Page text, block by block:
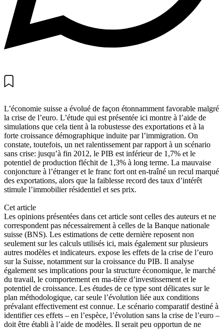
L’économie suisse a évolué de façon étonnamment favorable malgré
la crise de l’euro. L’étude qui est présentée ici montre à l’aide de
simulations que cela tient à la robustesse des exportations et à la
forte croissance démographique induite par l’immigration. On
constate, toutefois, un net ralentissement par rapport à un scénario
sans crise: jusqu’à fin 2012, le PIB est inférieur de 1,7% et le
potentiel de production fléchit de 1,3% à long terme. La mauvaise
conjoncture à l’étranger et le franc fort ont en-traîné un recul marqué
des exportations, alors que la faiblesse record des taux d’intérêt
stimule l’immobilier résidentiel et ses prix.
Cet article
Les opinions présentées dans cet article sont celles des auteurs et ne
correspondent pas nécessairement à celles de la Banque nationale
suisse (BNS). Les estimations de cette dernière reposent non
seulement sur les calculs utilisés ici, mais également sur plusieurs
autres modèles et indicateurs. expose les effets de la crise de l’euro
sur la Suisse, notamment sur la croissance du PIB. Il analyse
également ses implications pour la structure économique, le marché
du travail, le comportement en ma-tière d’investissement et le
potentiel de croissance. Les études de ce type sont délicates sur le
plan méthodologique, car seule l’évolution liée aux conditions
prévalant effectivement est connue. Le scénario comparatif destiné à
identifier ces effets – en l’espèce, l’évolution sans la crise de l’euro –
doit être établi à l’aide de modèles. Il serait peu opportun de ne